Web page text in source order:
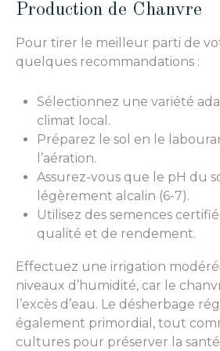
Production de Chanvre
Pour tirer le meilleur parti de
quelques recommandations :
Sélectionnez une variété
climat local.
Préparez le sol en le
l’aération.
Assurez-vous que le pH du
légèrement alcalin (6-7).
Utilisez des semences
qualité et de rendement.
Effectuez une irrigation
niveaux d’humidité, car le
l’excès d’eau. Le désherbage
également primordial, tout
cultures pour préserver la